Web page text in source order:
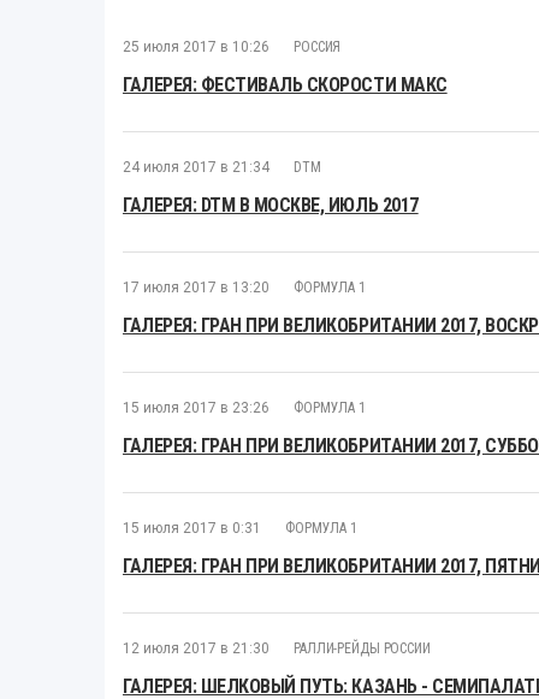
25 июля 2017 в 10:26 РОССИЯ
ГАЛЕРЕЯ: ФЕСТИВАЛЬ СКОРОСТИ МАКС
24 июля 2017 в 21:34 DTM
ГАЛЕРЕЯ: DTM В МОСКВЕ, ИЮЛЬ 2017
17 июля 2017 в 13:20 ФОРМУЛА 1
ГАЛЕРЕЯ: ГРАН ПРИ ВЕЛИКОБРИТАНИИ 2017,
15 июля 2017 в 23:26 ФОРМУЛА 1
ГАЛЕРЕЯ: ГРАН ПРИ ВЕЛИКОБРИТАНИИ 2017,
15 июля 2017 в 0:31 ФОРМУЛА 1
ГАЛЕРЕЯ: ГРАН ПРИ ВЕЛИКОБРИТАНИИ 2017,
12 июля 2017 в 21:30 РАЛЛИ-РЕЙДЫ РОССИИ
ГАЛЕРЕЯ: ШЕЛКОВЫЙ ПУТЬ: КАЗАНЬ -